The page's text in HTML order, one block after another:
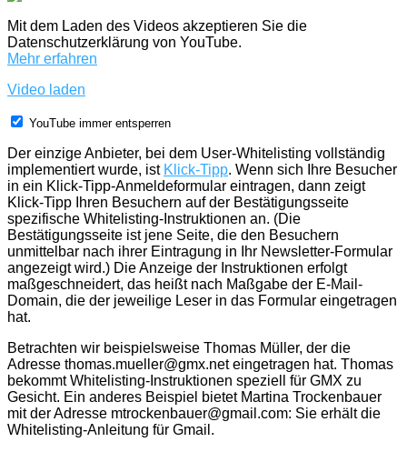
Mit dem Laden des Videos akzeptieren Sie die
Datenschutzerklärung von YouTube.
Mehr erfahren
Video laden
YouTube immer entsperren
Der einzige Anbieter, bei dem User-Whitelisting vollständig
implementiert wurde, ist Klick-Tipp. Wenn sich Ihre Besucher
in ein Klick-Tipp-Anmeldeformular eintragen, dann zeigt
Klick-Tipp Ihren Besuchern auf der Bestätigungsseite
spezifische Whitelisting-Instruktionen an. (Die
Bestätigungsseite ist jene Seite, die den Besuchern
unmittelbar nach ihrer Eintragung in Ihr Newsletter-Formular
angezeigt wird.) Die Anzeige der Instruktionen erfolgt
maßgeschneidert, das heißt nach Maßgabe der E-Mail-
Domain, die der jeweilige Leser in das Formular eingetragen
hat.
Betrachten wir beispielsweise Thomas Müller, der die
Adresse thomas.mueller@gmx.net eingetragen hat. Thomas
bekommt Whitelisting-Instruktionen speziell für GMX zu
Gesicht. Ein anderes Beispiel bietet Martina Trockenbauer
mit der Adresse mtrockenbauer@gmail.com: Sie erhält die
Whitelisting-Anleitung für Gmail.